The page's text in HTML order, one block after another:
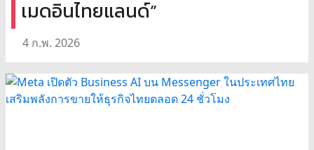
เมดอินไทยแลนด์”
4 ก.พ. 2026